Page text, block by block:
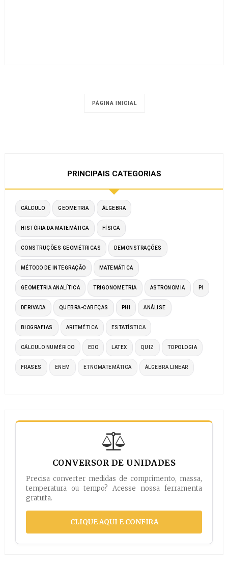
PÁGINA INICIAL
PRINCIPAIS CATEGORIAS
CÁLCULO GEOMETRIA ÁLGEBRA
HISTÓRIA DA MATEMÁTICA FÍSICA
CONSTRUÇÕES GEOMÉTRICAS DEMONSTRAÇÕES
MÉTODO DE INTEGRAÇÃO MATEMÁTICA
GEOMETRIA ANALÍTICA TRIGONOMETRIA ASTRONOMIA PI
DERIVADA QUEBRA-CABEÇAS PHI ANÁLISE
BIOGRAFIAS ARITMÉTICA ESTATÍSTICA
CÁLCULO NUMÉRICO EDO LATEX QUIZ TOPOLOGIA
FRASES ENEM ETNOMATEMÁTICA ÁLGEBRA LINEAR
CONVERSOR DE UNIDADES
Precisa converter medidas de comprimento, massa,
temperatura ou tempo? Acesse nossa ferramenta
gratuita.
CLIQUE AQUI E CONFIRA